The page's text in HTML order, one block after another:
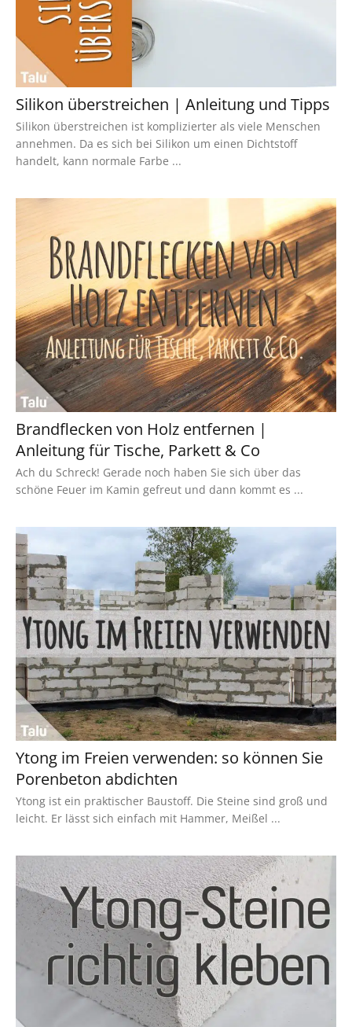
Silikon überstreichen | Anleitung und Tipps
Silikon überstreichen ist komplizierter als viele Menschen
annehmen. Da es sich bei Silikon um einen Dichtstoff
handelt, kann normale Farbe ...
Brandflecken von Holz entfernen |
Anleitung für Tische, Parkett & Co
Ach du Schreck! Gerade noch haben Sie sich über das
schöne Feuer im Kamin gefreut und dann kommt es ...
Ytong im Freien verwenden: so können Sie
Porenbeton abdichten
Ytong ist ein praktischer Baustoff. Die Steine sind groß und
leicht. Er lässt sich einfach mit Hammer, Meißel ...